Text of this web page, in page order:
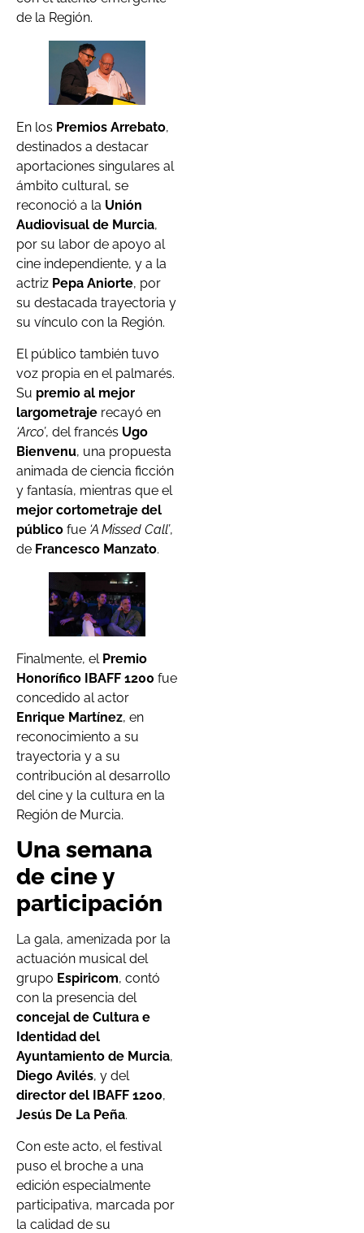
de la Región.
En los Premios Arrebato,
destinados a destacar
aportaciones singulares al
ámbito cultural, se
reconoció a la Unión
Audiovisual de Murcia,
por su labor de apoyo al
cine independiente, y a la
actriz Pepa Aniorte, por
su destacada trayectoria y
su vínculo con la Región.
El público también tuvo
voz propia en el palmarés.
Su premio al mejor
largometraje recayó en
‘Arco’, del francés Ugo
Bienvenu, una propuesta
animada de ciencia ficción
y fantasía, mientras que el
mejor cortometraje del
público fue ‘A Missed Call’,
de Francesco Manzato.
Finalmente, el Premio
Honorífico IBAFF 1200 fue
concedido al actor
Enrique Martínez, en
reconocimiento a su
trayectoria y a su
contribución al desarrollo
del cine y la cultura en la
Región de Murcia.
Una semana
de cine y
participación
La gala, amenizada por la
actuación musical del
grupo Espiricom, contó
con la presencia del
concejal de Cultura e
Identidad del
Ayuntamiento de Murcia,
Diego Avilés, y del
director del IBAFF 1200,
Jesús De La Peña.
Con este acto, el festival
puso el broche a una
edición especialmente
participativa, marcada por
la calidad de su